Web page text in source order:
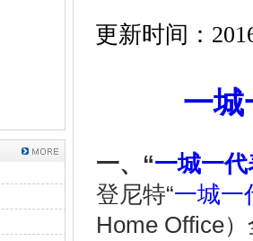
更新时间：
一城
一、“一城一代
登尼特“一城一
Home Office